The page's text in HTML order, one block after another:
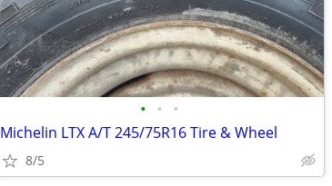
• • •
Michelin LTX A/T 245/75R16 Tire & Wheel
8/5